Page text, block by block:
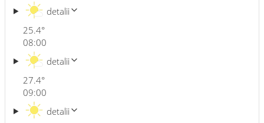
25.4°
detalii
08:00
27.4°
detalii
09:00
detalii